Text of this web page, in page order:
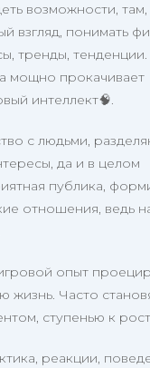
возможности, там,
взгляд, понимать
тренды,
мощно прокачивает
интеллект🧠.
с людьми,
да и в целом
публика,
отношения, ведь
опыт
жизнь. Часто
ступенью к
реакции,